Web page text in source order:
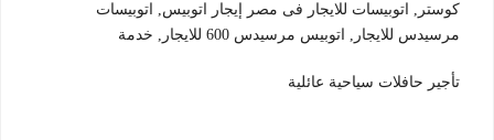
كوستر, اتوبيسات للايجار فى مصر إيجار اتوبيس, اتوبيسات
مرسيدس للايجار, اتوبيس مرسيدس 600 للايجار, خدمة
تأجير حافلات سياحية عائلية